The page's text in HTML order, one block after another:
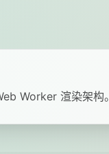
Worker 渲染架构。